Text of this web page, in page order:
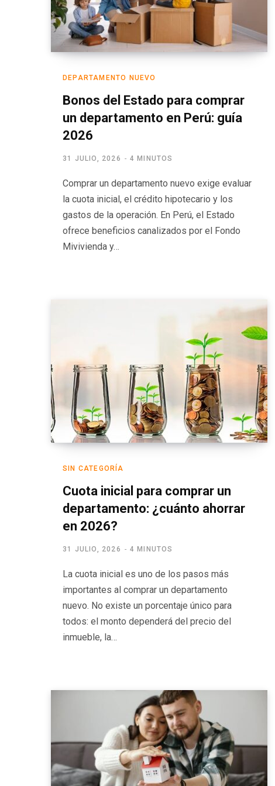
DEPARTAMENTO NUEVO
Bonos del Estado para comprar
un departamento en Perú: guía
2026
31 JULIO, 2026 4 MINUTOS
Comprar un departamento nuevo exige evaluar
la cuota inicial, el crédito hipotecario y los
gastos de la operación. En Perú, el Estado
ofrece beneficios canalizados por el Fondo
Mivivienda y…
SIN CATEGORÍA
Cuota inicial para comprar un
departamento: ¿cuánto ahorrar
en 2026?
31 JULIO, 2026 4 MINUTOS
La cuota inicial es uno de los pasos más
importantes al comprar un departamento
nuevo. No existe un porcentaje único para
todos: el monto dependerá del precio del
inmueble, la…